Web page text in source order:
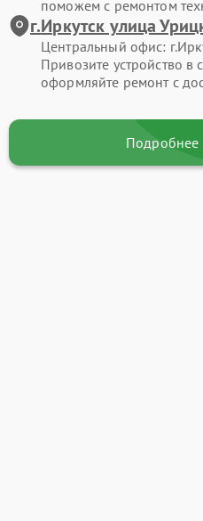
поможем с ремонтом
г.Иркутск улица
Центральный офис:
Привозите устройство в
оформляйте ремонт с
Подробнее